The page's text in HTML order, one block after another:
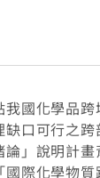
國化學品
口可行之跨
」說明計
際化學物